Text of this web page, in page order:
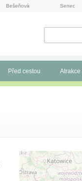
Bešeňová Senec
Před cestou Atrakce